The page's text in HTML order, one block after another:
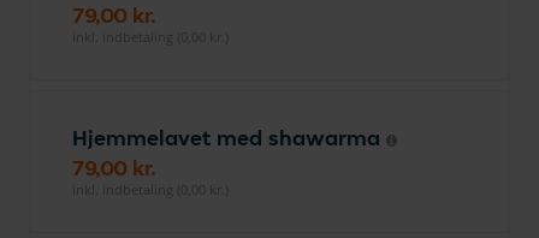
79,00 kr.
inkl. indbetaling (0,00 kr.)
Hjemmelavet med shawarma
79,00 kr.
inkl. indbetaling (0,00 kr.)